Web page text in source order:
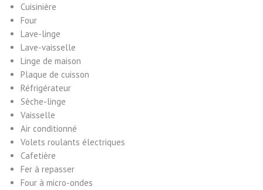
Cuisinière
Four
Lave-linge
Lave-vaisselle
Linge de maison
Plaque de cuisson
Réfrigérateur
Sèche-linge
Vaisselle
Air conditionné
Volets roulants électriques
Cafetière
Fer à repasser
Four à micro-ondes